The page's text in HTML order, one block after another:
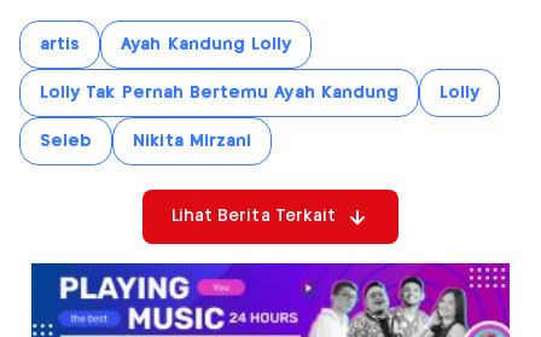
artis Ayah Kandung Lolly
Lolly Tak Pernah Bertemu Ayah Kandung Lolly
Seleb Nikita Mirzani
Lihat Berita Terkait